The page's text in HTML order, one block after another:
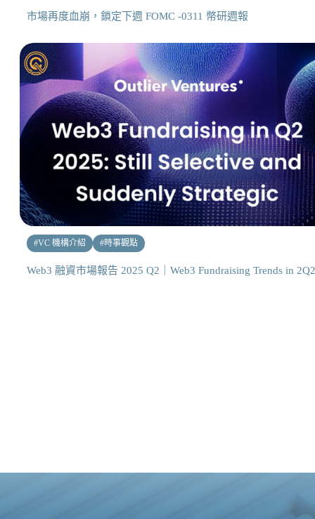
市場再度血崩，鎖定下週 FOMC -0311 幣研週報
#VC 機構介紹 #時事觀點
Web3 融資市場報告 2025 Q2｜Web3 Fundraising Trends in